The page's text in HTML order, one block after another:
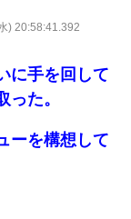
) 20:58:41.392
に手を回して
た。
ーを構想して